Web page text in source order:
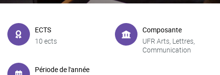
ECTS
10 ects
Composante
UFR Arts, Lettres,
Communication
Période de l'année